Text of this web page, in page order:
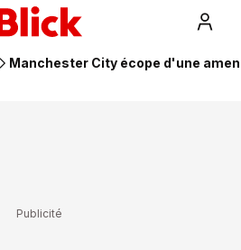
Manchester City écope d'une